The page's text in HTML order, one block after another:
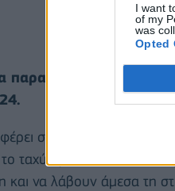
I want
of my
was
Opted
ανοικτή
σε ανακοίνωσή του το
το ταχύτερο δυνατόν οι
και να λάβουν άμεσα τη